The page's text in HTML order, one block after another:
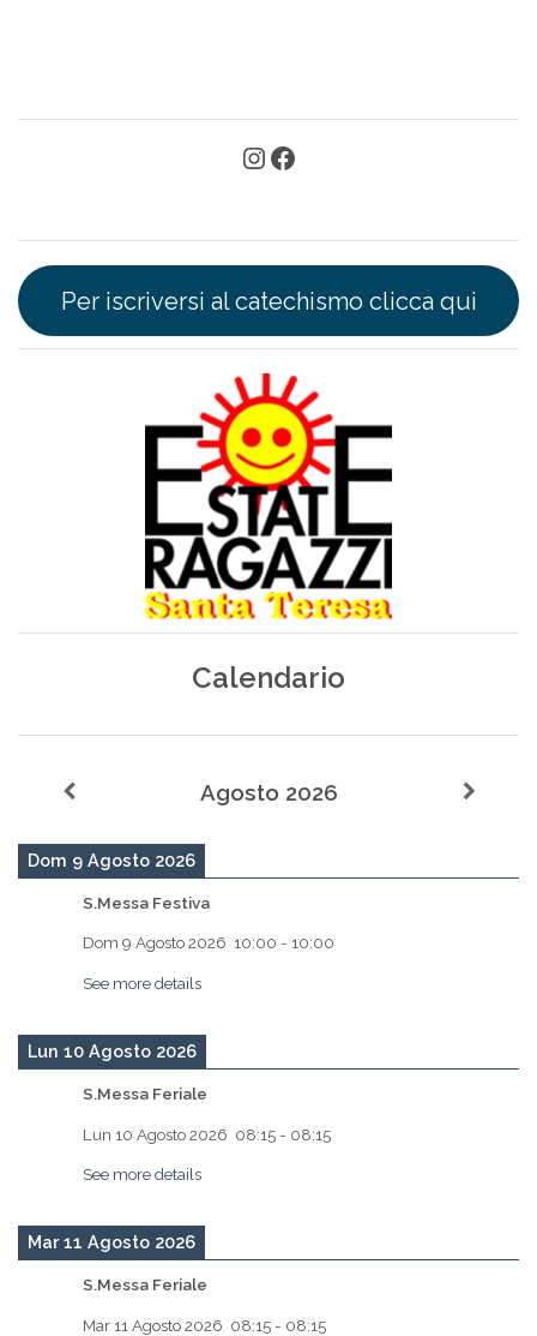
Per iscriversi al catechismo clicca qui
Calendario
Agosto 2026
Dom 9 Agosto 2026
S.Messa Festiva
Dom 9 Agosto 2026 10:00 - 10:00
See more details
Lun 10 Agosto 2026
S.Messa Feriale
Lun 10 Agosto 2026 08:15 - 08:15
See more details
Mar 11 Agosto 2026
S.Messa Feriale
Mar 11 Agosto 2026 08:15 - 08:15